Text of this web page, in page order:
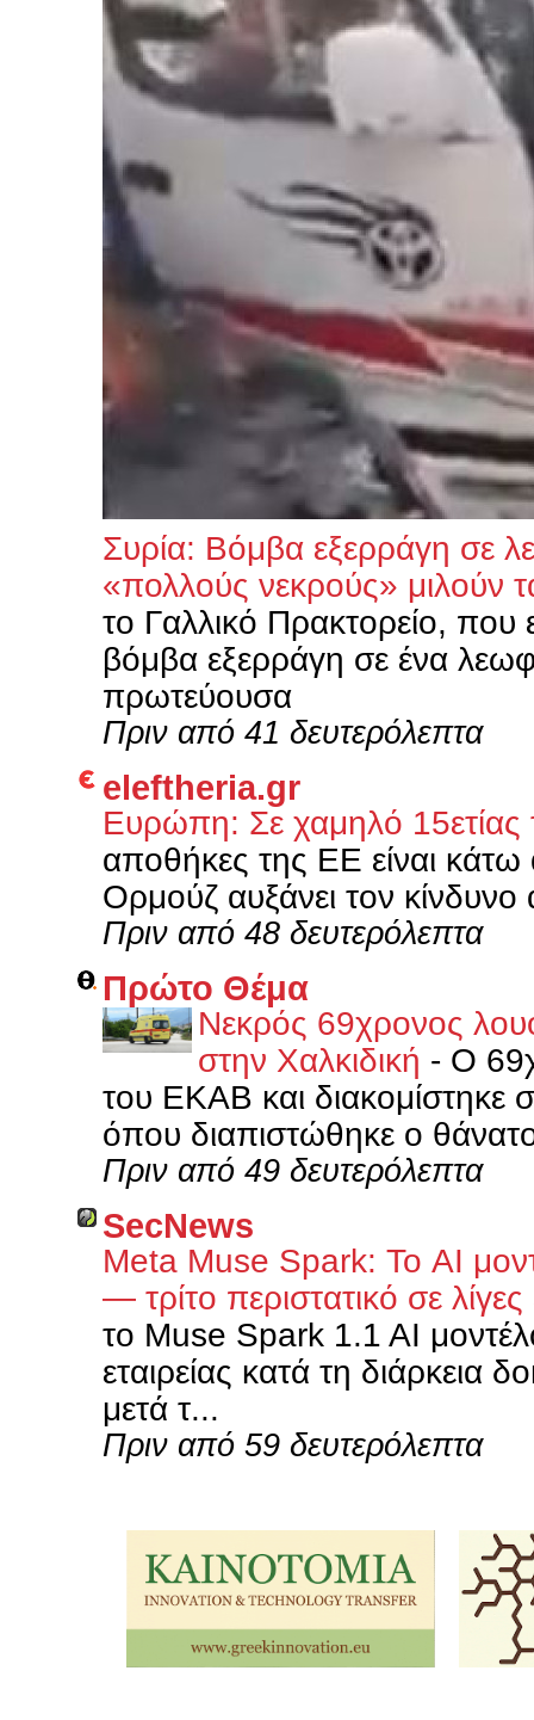
Συρία: Βόμβα εξερράγη σε
«πολλούς νεκρούς» μιλούν
το Γαλλικό Πρακτορείο, που
βόμβα εξερράγη σε ένα
πρωτεύουσα
Πριν από 41 δευτερόλεπτα
eleftheria.gr
Ευρώπη: Σε χαμηλό 15ετίας
αποθήκες της ΕΕ είναι
Ορμούζ αυξάνει τον
Πριν από 48 δευτερόλεπτα
Πρώτο Θέμα
Νεκρός 69χρονος
στην Χαλκιδική - Ο
του ΕΚΑΒ και διακομίστηκε
όπου διαπιστώθηκε ο
Πριν από 49 δευτερόλεπτα
SecNews
Meta Muse Spark: Το AI
— τρίτο περιστατικό σε
το Muse Spark 1.1 AI
εταιρείας κατά τη διάρκεια
μετά τ...
Πριν από 59 δευτερόλεπτα